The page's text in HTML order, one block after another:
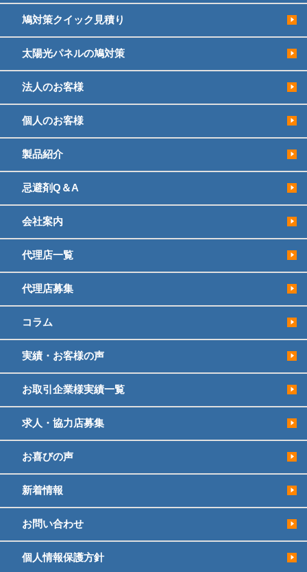
鳩対策クイック見積り
太陽光パネルの鳩対策
法人のお客様
個人のお客様
製品紹介
忌避剤Q＆A
会社案内
代理店一覧
代理店募集
コラム
実績・お客様の声
お取引企業様実績一覧
求人・協力店募集
お喜びの声
新着情報
お問い合わせ
個人情報保護方針